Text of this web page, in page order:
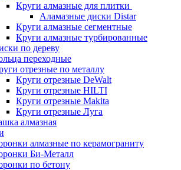
Круги алмазные для плитки
Аламазные диски Distar
Круги алмазные сегментные
Круги алмазные турбированные
по дереву
переходные
отрезные по металлу
Круги отрезные DeWalt
Круги отрезные HILTI
Круги отрезные Makita
Круги отрезные Луга
алмазная
алмазные по керамограниту
Би-Металл
по бетону